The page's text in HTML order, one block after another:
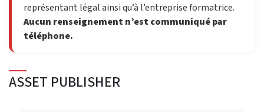
représentant légal ainsi qu’à l’entreprise formatrice.
Aucun renseignement n’est communiqué par
téléphone.
ASSET PUBLISHER